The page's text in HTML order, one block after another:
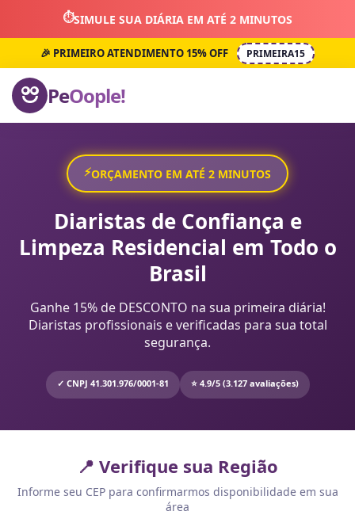
⏱️SIMULE SUA DIÁRIA EM ATÉ 2 MINUTOS
🎉 PRIMEIRO ATENDIMENTO 15% OFF PRIMEIRA15
PeOople!
⚡ORÇAMENTO EM ATÉ 2 MINUTOS
Diaristas de Confiança e
Limpeza Residencial em Todo o
Brasil
Ganhe 15% de DESCONTO na sua primeira diária!
Diaristas profissionais e verificadas para sua total
segurança.
✓ CNPJ 41.301.976/0001-81 ⭐ 4.9/5 (3.127 avaliações)
📍 Verifique sua Região
Informe seu CEP para confirmarmos disponibilidade em sua
área